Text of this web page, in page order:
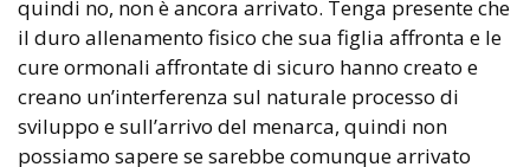
quindi no, non è ancora arrivato. Tenga presente che
il duro allenamento fisico che sua figlia affronta e le
cure ormonali affrontate di sicuro hanno creato e
creano un’interferenza sul naturale processo di
sviluppo e sull’arrivo del menarca, quindi non
possiamo sapere se sarebbe comunque arrivato